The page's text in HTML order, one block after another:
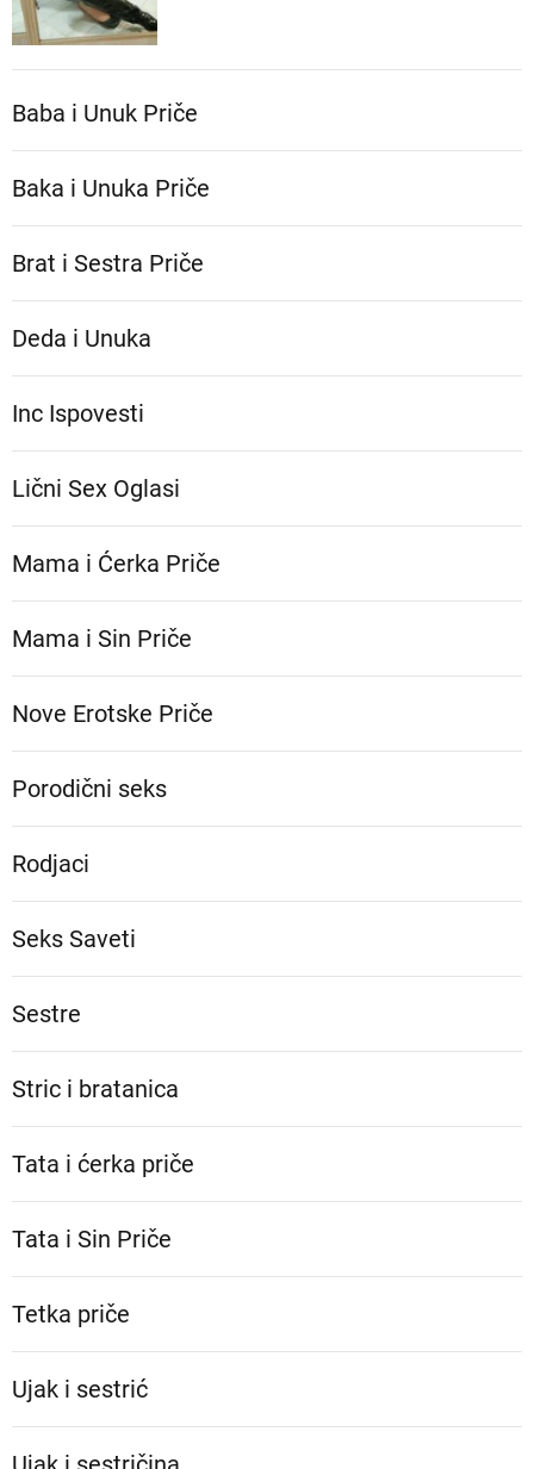
Baba i Unuk Priče
Baka i Unuka Pričе
Brat i Sestra Priče
Deda i Unuka
Inc Ispovesti
Lični Sex Oglasi
Mama i Ćerka Priče
Mama i Sin Priče
Nove Erotske Priče
Porodični seks
Rodjaci
Seks Saveti
Sestre
Stric i bratanica
Tata i ćerka priče
Tata i Sin Priče
Tetka priče
Ujak i sestrić